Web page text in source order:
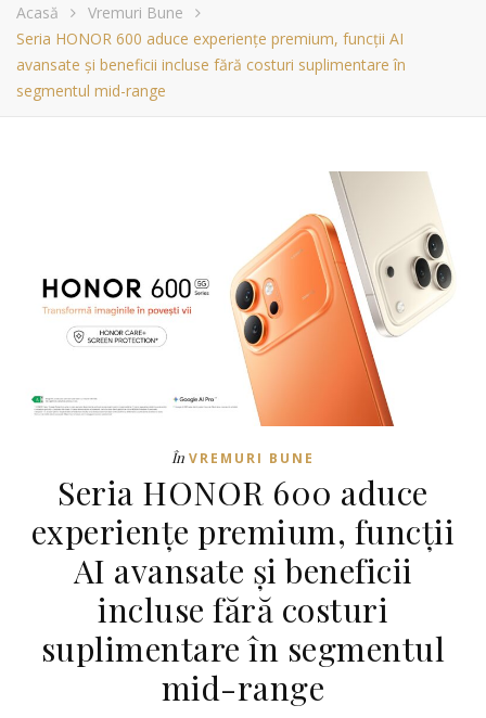
Acasă
Vremuri Bune
Seria HONOR 600 aduce experiențe premium, funcții AI
avansate și beneficii incluse fără costuri suplimentare în
segmentul mid-range
În VREMURI BUNE
Seria HONOR 600 aduce
experiențe premium, funcții
AI avansate și beneficii
incluse fără costuri
suplimentare în segmentul
mid-range